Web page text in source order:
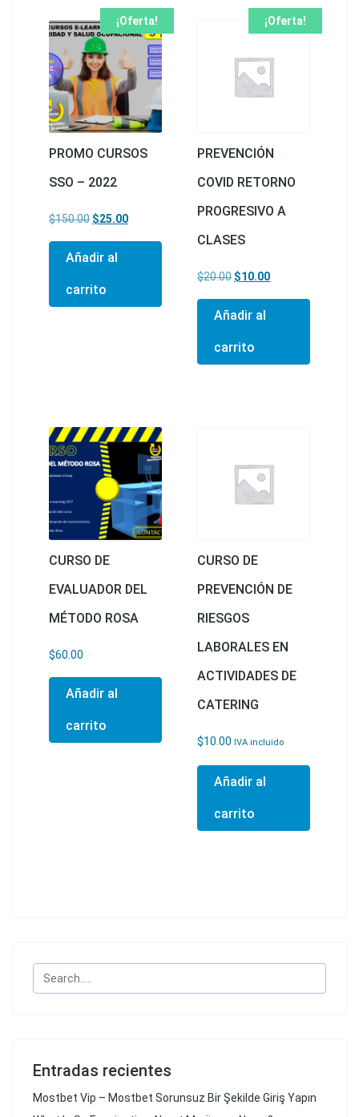
¡Oferta!
PROMO CURSOS
SSO – 2022
$150.00 El precio original era: $150.00.
$25.00El precio actual es: $25.00.
Añadir al
carrito
¡Oferta!
PREVENCIÓN
COVID RETORNO
PROGRESIVO A
CLASES
$20.00 El precio original era:
$10.00El precio actual
Añadir al
carrito
CURSO DE
EVALUADOR DEL
MÉTODO ROSA
$60.00
Añadir al
carrito
CURSO DE
PREVENCIÓN DE
RIESGOS
LABORALES EN
ACTIVIDADES DE
CATERING
$10.00 IVA incluido
Añadir al
carrito
Entradas recientes
Mostbet Vip – Mostbet Sorunsuz Bir Şekilde Giriş Yapın